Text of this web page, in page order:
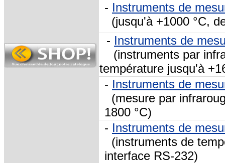
- Instruments de
(jusqu'à +1000 °C,
- Instruments de
(instruments par
température jusqu'à
- Instruments de
(mesure par
1800 °C)
- Instruments de
(instruments de
interface RS-232)